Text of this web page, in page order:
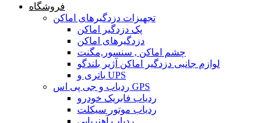
فروشگاه
تجهیزات دزدگیرهای اماکن
پک دزدگیر اماکن
دزدگیرهای اماکن
چشم اماکن , سنسور,مگنت
لوازم جانبی دزدگیر اماکن آژیر بلندگو
باتری و UPS
ردیاب و جی پی اس GPS
ردیاب فابریک خودرو
ردیاب موتور سیکلت
ردیاب آهنربایی